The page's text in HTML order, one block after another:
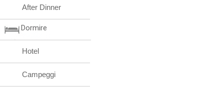
After Dinner
Dormire
Hotel
Campeggi